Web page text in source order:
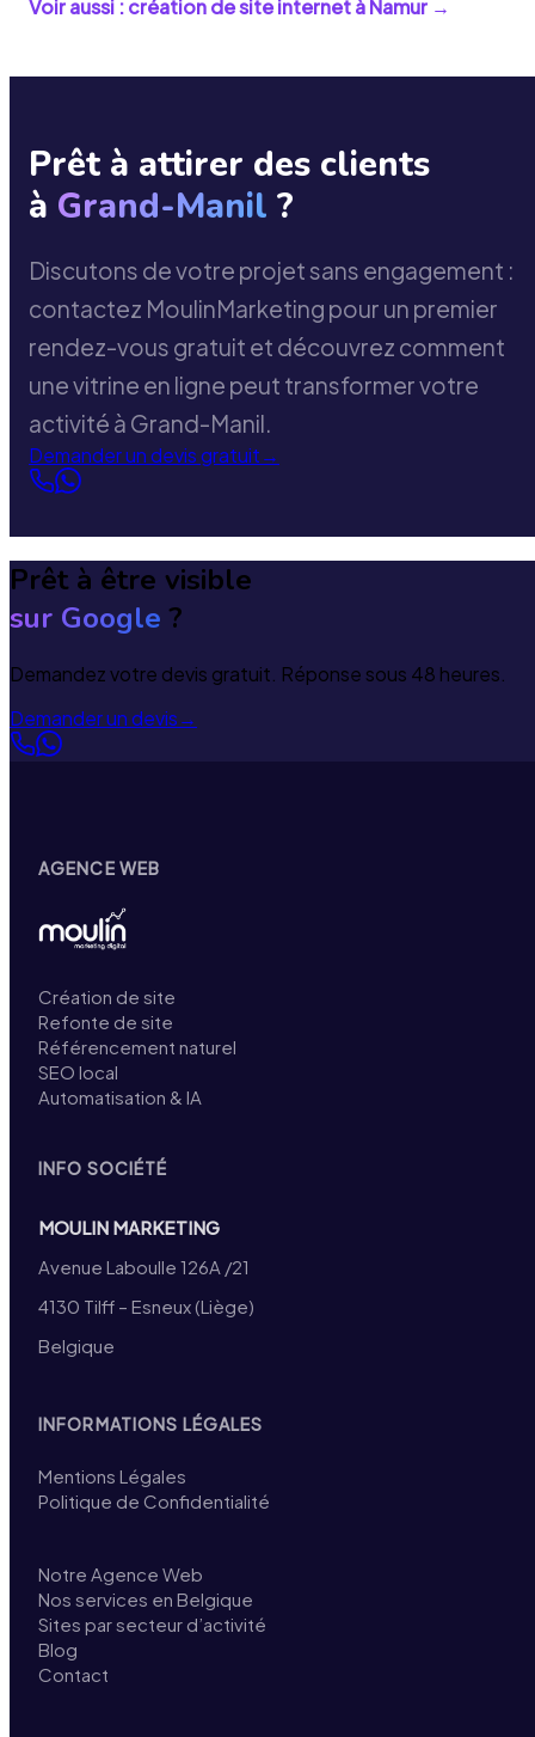
Voir aussi : création de site internet àNamur →
Prêt à attirer des clients
à Grand-Manil ?
Discutons de votre projet sans engagement :
contactez MoulinMarketing pour un premier
rendez-vous gratuit et découvrez comment
une vitrine en ligne peut transformer votre
activité à Grand-Manil.
Demander un devis gratuit→
Prêt à être visible
sur Google ?
Demandez votre devis gratuit. Réponse sous 48 heures.
Demander un devis→
AGENCE WEB
Création de site
Refonte de site
Référencement naturel
SEO local
Automatisation & IA
INFO SOCIÉTÉ
MOULIN MARKETING
Avenue Laboulle 126A /21
4130 Tilff – Esneux (Liège)
Belgique
INFORMATIONS LÉGALES
Mentions Légales
Politique de Confidentialité
Notre Agence Web
Nos services en Belgique
Sites par secteur d’activité
Blog
Contact